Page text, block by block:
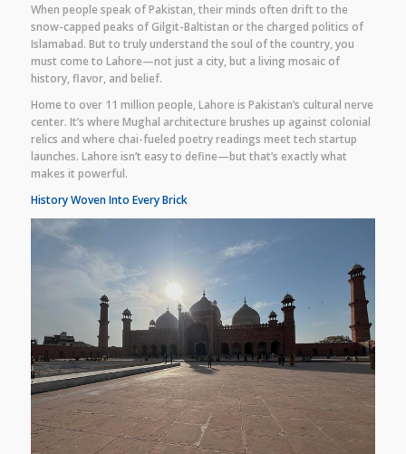
When people speak of Pakistan, their minds often drift to the
snow-capped peaks of Gilgit-Baltistan or the charged politics of
Islamabad. But to truly understand the soul of the country, you
must come to Lahore—not just a city, but a living mosaic of
history, flavor, and belief.
Home to over 11 million people, Lahore is Pakistan’s cultural nerve
center. It’s where Mughal architecture brushes up against colonial
relics and where chai-fueled poetry readings meet tech startup
launches. Lahore isn’t easy to define—but that’s exactly what
makes it powerful.
History Woven Into Every Brick